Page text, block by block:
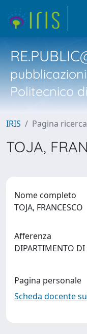
Politecnico
IRIS Pagina
TOJA,
Nome completo
TOJA, FRANCESCO
Afferenza
DIPARTIMENTO DI
Pagina personale
Scheda docente